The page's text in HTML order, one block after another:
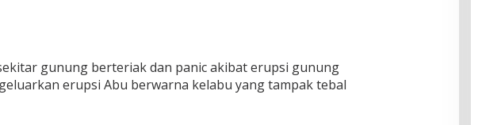
gunung berteriak dan panic akibat erupsi gunung
erupsi Abu berwarna kelabu yang tampak tebal